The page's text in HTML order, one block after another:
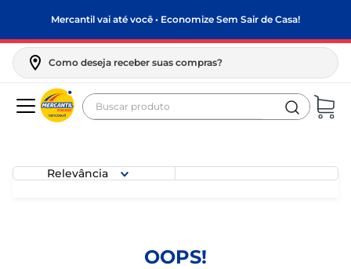
Mercantil vai até você • Economize Sem Sair de Casa!
Como deseja receber suas compras?
Buscar produto
Relevância
OOPS!
Termos mais buscados
frango